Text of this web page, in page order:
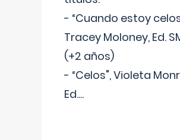
- “Cuando estoy
Tracey Moloney, Ed.
(+2 años)
- “Celos", Violeta
Ed....